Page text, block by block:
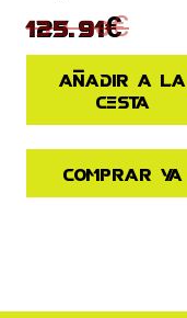
139.90€
125.91€
Añadir a la
cesta
Comprar ya